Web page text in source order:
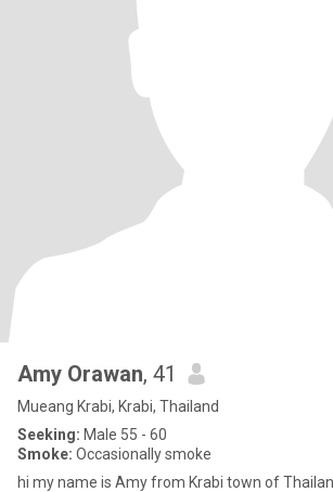
Amy Orawan, 41
Mueang Krabi, Krabi, Thailand
Seeking: Male 55 - 60
Smoke: Occasionally smoke
hi my name is Amy from Krabi town of